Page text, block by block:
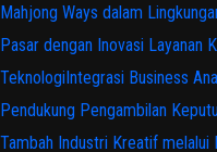
Mahjong Ways dalam
Pasar dengan Inovasi Layanan
TeknologiIntegrasi Business
Pendukung Pengambilan
Tambah Industri Kreatif melalui